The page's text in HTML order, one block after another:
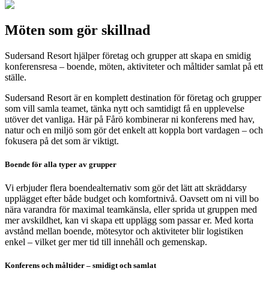
Möten som gör skillnad
Sudersand Resort hjälper företag och grupper att skapa en smidig
konferensresa – boende, möten, aktiviteter och måltider samlat på ett
ställe.
Sudersand Resort är en komplett destination för företag och grupper
som vill samla teamet, tänka nytt och samtidigt få en upplevelse
utöver det vanliga. Här på Fårö kombinerar ni konferens med hav,
natur och en miljö som gör det enkelt att koppla bort vardagen – och
fokusera på det som är viktigt.
Boende för alla typer av grupper
Vi erbjuder flera boendealternativ som gör det lätt att skräddarsy
upplägget efter både budget och komfortnivå. Oavsett om ni vill bo
nära varandra för maximal teamkänsla, eller sprida ut gruppen med
mer avskildhet, kan vi skapa ett upplägg som passar er. Med korta
avstånd mellan boende, mötesytor och aktiviteter blir logistiken
enkel – vilket ger mer tid till innehåll och gemenskap.
Konferens och måltider – smidigt och samlat